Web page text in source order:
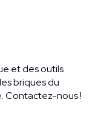
et des outils
briques du
Contactez-nous !